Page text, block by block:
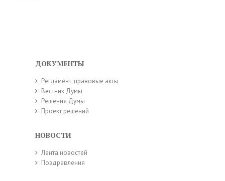
ДОКУМЕНТЫ
Регламент, правовые акты
Вестник Думы
Решения Думы
Проект решений
НОВОСТИ
Лента новостей
Поздравления